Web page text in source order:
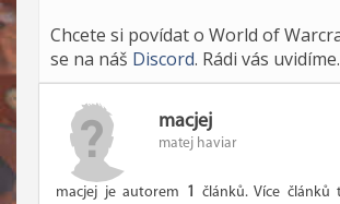
Chcete si povídat o World of
se na náš Discord. Rádi vás uvidíme.
macjej
matej haviar
macjej je autorem 1 článků. Více